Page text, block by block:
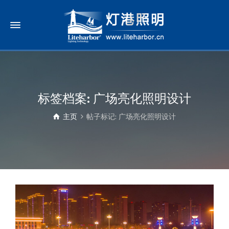
标签档案: 广场亮化照明设计
主页 帖子标记: 广场亮化照明设计